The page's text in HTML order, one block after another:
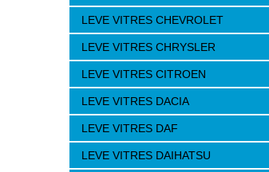
LEVE VITRES CHEVROLET
LEVE VITRES CHRYSLER
LEVE VITRES CITROEN
LEVE VITRES DACIA
LEVE VITRES DAF
LEVE VITRES DAIHATSU